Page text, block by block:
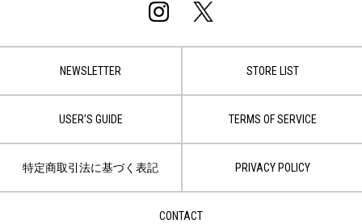
NEWSLETTER STORE LIST
USER'S GUIDE TERMS OF SERVICE
特定商取引法に基づく表記 PRIVACY POLICY
CONTACT